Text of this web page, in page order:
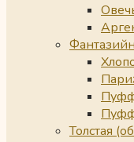
Толстая